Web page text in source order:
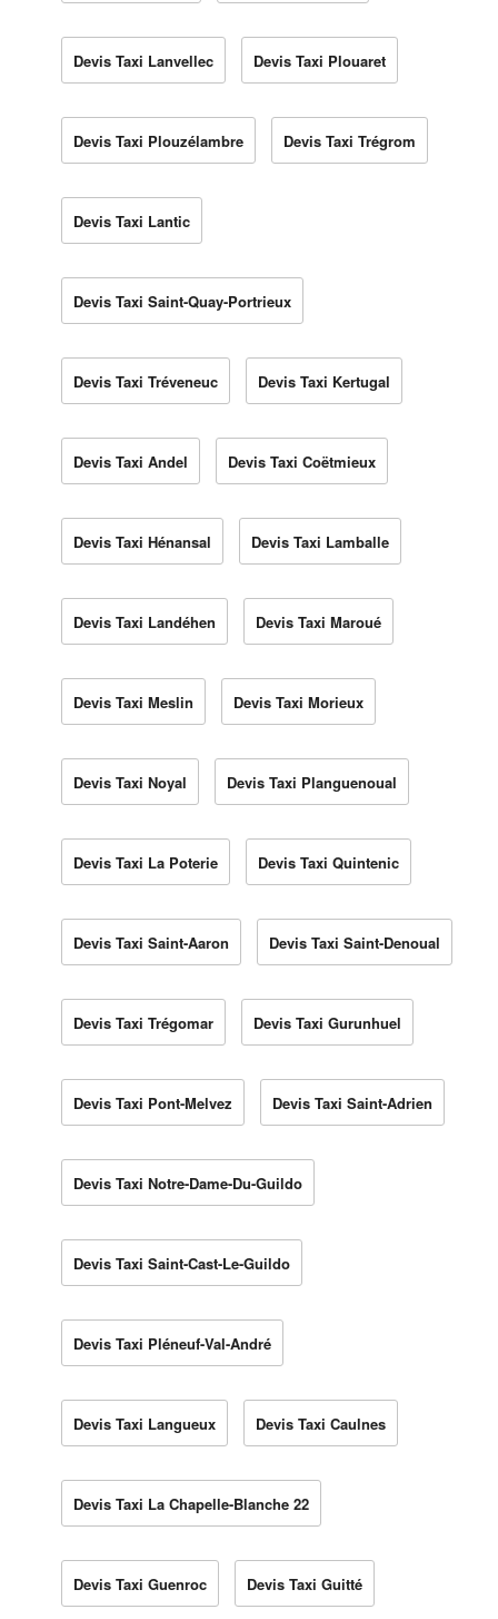
Devis Taxi Lanvellec Devis Taxi Plouaret
Devis Taxi Plouzélambre Devis Taxi Trégrom
Devis Taxi Lantic
Devis Taxi Saint-Quay-Portrieux
Devis Taxi Tréveneuc Devis Taxi Kertugal
Devis Taxi Andel Devis Taxi Coëtmieux
Devis Taxi Hénansal Devis Taxi Lamballe
Devis Taxi Landéhen Devis Taxi Maroué
Devis Taxi Meslin Devis Taxi Morieux
Devis Taxi Noyal Devis Taxi Planguenoual
Devis Taxi La Poterie Devis Taxi Quintenic
Devis Taxi Saint-Aaron Devis Taxi Saint-Denoual
Devis Taxi Trégomar Devis Taxi Gurunhuel
Devis Taxi Pont-Melvez Devis Taxi Saint-Adrien
Devis Taxi Notre-Dame-Du-Guildo
Devis Taxi Saint-Cast-Le-Guildo
Devis Taxi Pléneuf-Val-André
Devis Taxi Langueux Devis Taxi Caulnes
Devis Taxi La Chapelle-Blanche 22
Devis Taxi Guenroc Devis Taxi Guitté